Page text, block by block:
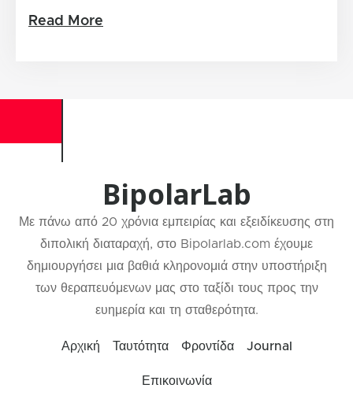
Read More
BipolarLab
Με πάνω από 20 χρόνια εμπειρίας και εξειδίκευσης στη
διπολική διαταραχή, στο Bipolarlab.com έχουμε
δημιουργήσει μια βαθιά κληρονομιά στην υποστήριξη
των θεραπευόμενων μας στο ταξίδι τους προς την
ευημερία και τη σταθερότητα.
Αρχική Ταυτότητα Φροντίδα Journal
Επικοινωνία